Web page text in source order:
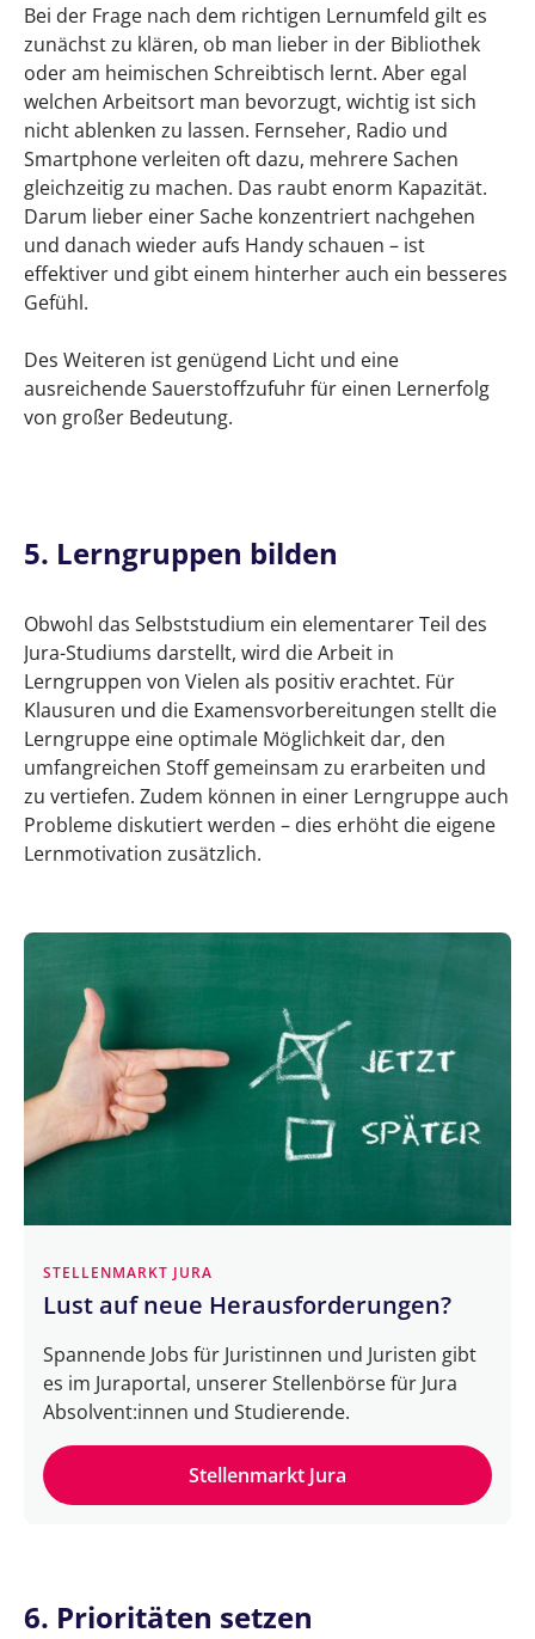
Bei der Frage nach dem richtigen Lernumfeld gilt es
zunächst zu klären, ob man lieber in der Bibliothek
oder am heimischen Schreibtisch lernt. Aber egal
welchen Arbeitsort man bevorzugt, wichtig ist sich
nicht ablenken zu lassen. Fernseher, Radio und
Smartphone verleiten oft dazu, mehrere Sachen
gleichzeitig zu machen. Das raubt enorm Kapazität.
Darum lieber einer Sache konzentriert nachgehen
und danach wieder aufs Handy schauen – ist
effektiver und gibt einem hinterher auch ein besseres
Gefühl.
Des Weiteren ist genügend Licht und eine
ausreichende Sauerstoffzufuhr für einen Lernerfolg
von großer Bedeutung.
5. Lerngruppen bilden
Obwohl das Selbststudium ein elementarer Teil des
Jura-Studiums darstellt, wird die Arbeit in
Lerngruppen von Vielen als positiv erachtet. Für
Klausuren und die Examensvorbereitungen stellt die
Lerngruppe eine optimale Möglichkeit dar, den
umfangreichen Stoff gemeinsam zu erarbeiten und
zu vertiefen. Zudem können in einer Lerngruppe auch
Probleme diskutiert werden – dies erhöht die eigene
Lernmotivation zusätzlich.
STELLENMARKT JURA
Lust auf neue Herausforderungen?
Spannende Jobs für Juristinnen und Juristen gibt
es im Juraportal, unserer Stellenbörse für Jura
Absolvent:innen und Studierende.
Stellenmarkt Jura
6. Prioritäten setzen